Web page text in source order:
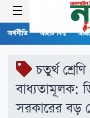
অর্থনীতি আইটি বিশ্ব
চতুর্থ
বাধ্যতামূলক:
সরকারের বড়